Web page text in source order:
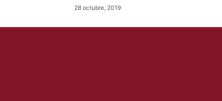
28 octubre, 2019